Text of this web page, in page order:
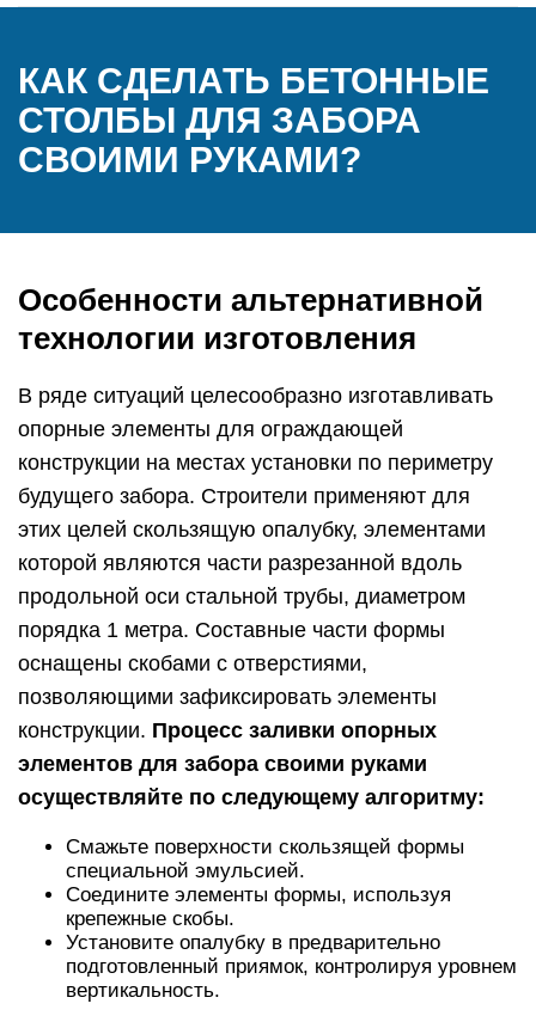
КАК СДЕЛАТЬ БЕТОННЫЕ
СТОЛБЫ ДЛЯ ЗАБОРА
СВОИМИ РУКАМИ?
Особенности альтернативной
технологии изготовления
В ряде ситуаций целесообразно изготавливать
опорные элементы для ограждающей
конструкции на местах установки по периметру
будущего забора. Строители применяют для
этих целей скользящую опалубку, элементами
которой являются части разрезанной вдоль
продольной оси стальной трубы, диаметром
порядка 1 метра. Составные части формы
оснащены скобами с отверстиями,
позволяющими зафиксировать элементы
конструкции. Процесс заливки опорных
элементов для забора своими руками
осуществляйте по следующему алгоритму:
Смажьте поверхности скользящей формы
специальной эмульсией.
Соедините элементы формы, используя
крепежные скобы.
Установите опалубку в предварительно
подготовленный приямок, контролируя уровнем
вертикальность.